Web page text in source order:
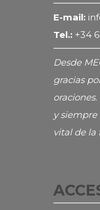
E-mail:
Tel.: +34
Desde
gracias
y
vital de la